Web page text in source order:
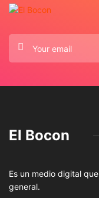
El Bocon
Es un medio digital
general.